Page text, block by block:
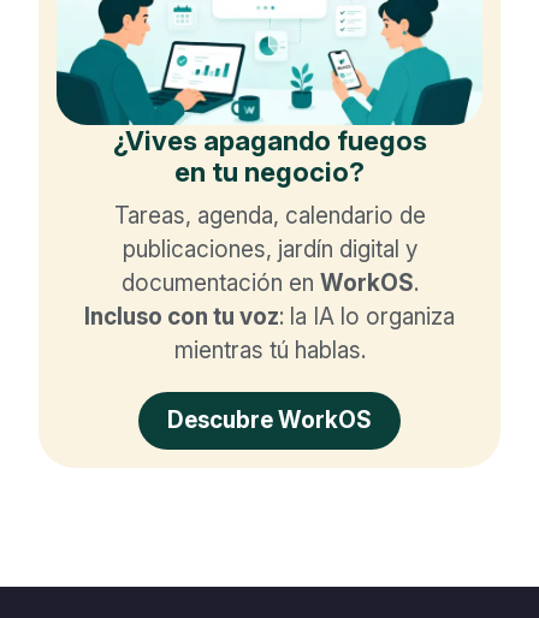
¿Vives apagando fuegos
en tu negocio?
Tareas, agenda, calendario de
publicaciones, jardín digital y
documentación en WorkOS.
Incluso con tu voz: la IA lo organiza
mientras tú hablas.
Descubre WorkOS